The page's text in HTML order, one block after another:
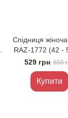
Спідниця
RAZ-1772 (42 -
Білий
529 грн 650
Купити